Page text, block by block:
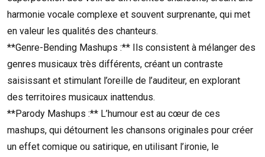
harmonie vocale complexe et souvent surprenante, qui met
en valeur les qualités des chanteurs.
**Genre-Bending Mashups :** Ils consistent à mélanger des
genres musicaux très différents, créant un contraste
saisissant et stimulant l’oreille de l’auditeur, en explorant
des territoires musicaux inattendus.
**Parody Mashups :** L’humour est au cœur de ces
mashups, qui détournent les chansons originales pour créer
un effet comique ou satirique, en utilisant l’ironie, le